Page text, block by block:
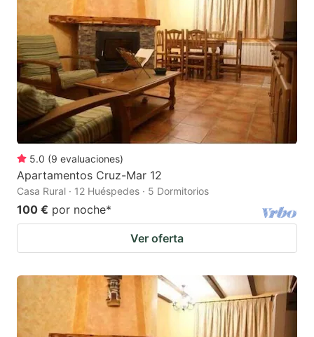
5.0 (9 evaluaciones)
Apartamentos Cruz-Mar 12
Casa Rural · 12 Huéspedes · 5 Dormitorios
100 € por noche*
Ver oferta